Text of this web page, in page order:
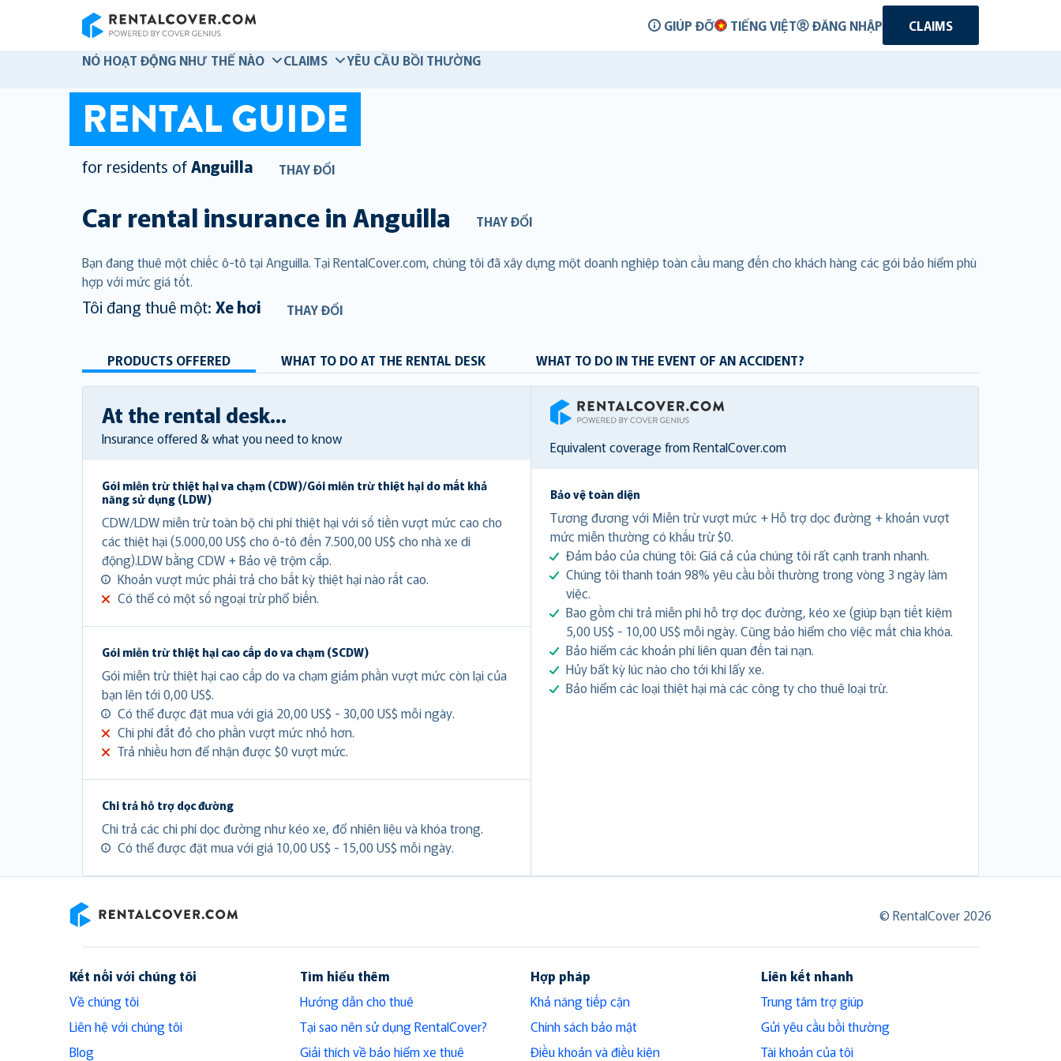
GIÚP ĐỠ TIẾNG VIỆT ĐĂNG NHẬP
CLAIMS
NÓ HOẠT ĐỘNG NHƯ THẾ NÀO
CLAIMS YÊU CẦU BỒI THƯỜNG
RENTAL GUIDE
for residents ofAnguilla THAY ĐỔI
Car rental insurance inAnguilla THAY ĐỔI
Bạn đang thuê một chiếc ô-tô tại Anguilla. Tại RentalCover.com, chúng tôi đã xây dựng một doanh nghiệp toàn cầu mang đến cho khách hàng các gói bảo hiểm phù
hợp với mức giá tốt.
Tôi đang thuê một: Xe hơi THAY ĐỔI
PRODUCTS OFFERED WHAT TO DO AT THE RENTAL DESK WHAT TO DO IN THE EVENT OF AN ACCIDENT?
At the rental desk...
Insurance offered & what you need to know
Gói miễn trừ thiệt hại va chạm (CDW)/Gói miễn trừ thiệt hại do mất khả
năng sử dụng (LDW)
CDW/LDW miễn trừ toàn bộ chi phí thiệt hại với số tiền vượt mức cao cho
các thiệt hại (5.000,00 US$ cho ô-tô đến 7.500,00 US$ cho nhà xe di
động).LDW bằng CDW + Bảo vệ trộm cắp.
Khoản vượt mức phải trả cho bất kỳ thiệt hại nào rất cao.
Có thể có một số ngoại trừ phổ biến.
Gói miễn trừ thiệt hại cao cấp do va chạm (SCDW)
Gói miễn trừ thiệt hại cao cấp do va chạm giảm phần vượt mức còn lại của
bạn lên tới 0,00 US$.
Có thể được đặt mua với giá 20,00 US$ - 30,00 US$ mỗi ngày.
Chi phí đắt đỏ cho phần vượt mức nhỏ hơn.
Trả nhiều hơn để nhận được $0 vượt mức.
Chi trả hỗ trợ dọc đường
Chi trả các chi phí dọc đường như kéo xe, đổ nhiên liệu và khóa trong.
Có thể được đặt mua với giá 10,00 US$ - 15,00 US$ mỗi ngày.
RentalCover
Equivalent coverage from RentalCover.com
Bảo vệ toàn diện
Tương đương với Miễn trừ vượt mức + Hỗ trợ dọc đường + khoản vượt
mức miễn thường có khấu trừ $0.
Đảm bảo của chúng tôi: Giá cả của chúng tôi rất cạnh tranh nhanh.
Chúng tôi thanh toán 98% yêu cầu bồi thường trong vòng 3 ngày làm
việc.
Bao gồm chi trả miễn phí hỗ trợ dọc đường, kéo xe (giúp bạn tiết kiệm
5,00 US$ - 10,00 US$ mỗi ngày. Cũng bảo hiểm cho việc mất chìa khóa.
Bảo hiểm các khoản phí liên quan đến tai nạn.
Hủy bất kỳ lúc nào cho tới khi lấy xe.
Bảo hiểm các loại thiệt hại mà các công ty cho thuê loại trừ.
© RentalCover 2026
Kết nối với chúng tôi
Về chúng tôi
Liên hệ với chúng tôi
Blog
Tìm hiểu thêm
Hướng dẫn cho thuê
Tại sao nên sử dụng RentalCover?
Giải thích về bảo hiểm xe thuê
Hợp pháp
Khả năng tiếp cận
Chính sách bảo mật
Điều khoản và điều kiện
Liên kết nhanh
Trung tâm trợ giúp
Gửi yêu cầu bồi thường
Tài khoản của tôi